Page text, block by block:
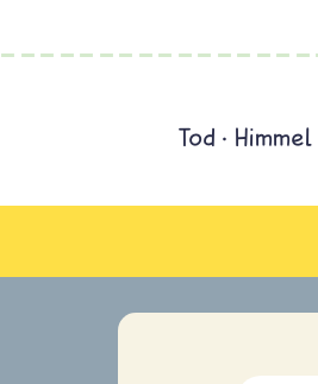
Tod Himmel